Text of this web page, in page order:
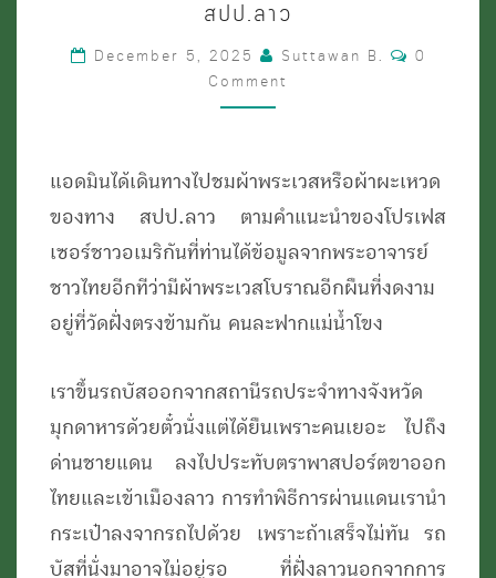
สี
ไชโย
บ้าน
ท่า
ซะโน
สปป.ลาว
สปป.ลาว
December 5, 2025 Suttawan B. Comments
0
Comment
แอดมินได้เดินทางไปชมผ้าพระเวสหรือผ้าผะเหวด
ของทาง สปป.ลาว ตามคำแนะนำของโปรเฟส
เซอร์ชาวอเมริกันที่ท่านได้ข้อมูลจากพระอาจารย์
ชาวไทยอีกทีว่ามีผ้าพระเวสโบราณอีกผืนที่งดงาม
อยู่ที่วัดฝั่งตรงข้ามกัน คนละฟากแม่น้ำโขง
เราขึ้นรถบัสออกจากสถานีรถประจำทางจังหวัด
มุกดาหารด้วยตั๋วนั่งแต่ได้ยืนเพราะคนเยอะ ไปถึง
ด่านชายแดน ลงไปประทับตราพาสปอร์ตขาออก
ไทยและเข้าเมืองลาว การทำพิธีการผ่านแดนเรานำ
กระเป๋าลงจากรถไปด้วย เพราะถ้าเสร็จไม่ทัน รถ
บัสที่นั่งมาอาจไม่อยู่รอ ที่ฝั่งลาวนอกจากการ